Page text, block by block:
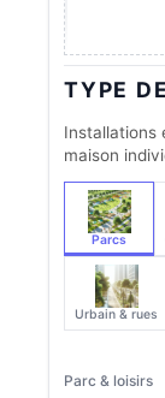
TYPE
Installations
maison
Parcs
Urbain & rues
Parc & loisirs